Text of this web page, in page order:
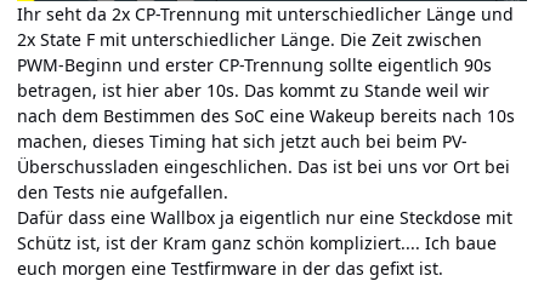
Ihr seht da 2x CP-Trennung mit unterschiedlicher Länge und
2x State F mit unterschiedlicher Länge. Die Zeit zwischen
PWM-Beginn und erster CP-Trennung sollte eigentlich 90s
betragen, ist hier aber 10s. Das kommt zu Stande weil wir
nach dem Bestimmen des SoC eine Wakeup bereits nach 10s
machen, dieses Timing hat sich jetzt auch bei beim PV-
Überschussladen eingeschlichen. Das ist bei uns vor Ort bei
den Tests nie aufgefallen.
Dafür dass eine Wallbox ja eigentlich nur eine Steckdose mit
Schütz ist, ist der Kram ganz schön kompliziert.... Ich baue
euch morgen eine Testfirmware in der das gefixt ist.